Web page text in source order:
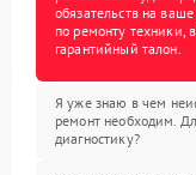
обязательств на
по ремонту техники,
гарантийный талон.
Я уже знаю в чем
ремонт необходим.
диагностику?